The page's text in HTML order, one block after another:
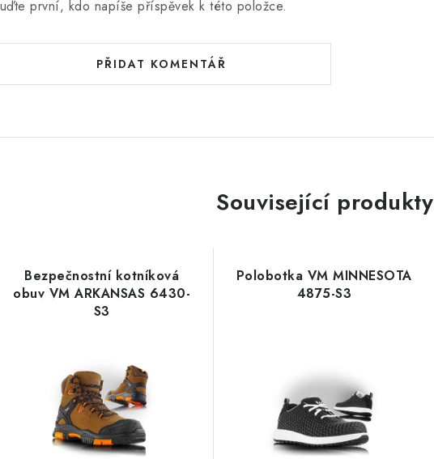
první, kdo napíše příspěvek k této položce.
PŘIDAT KOMENTÁŘ
Související produkty
Bezpečnostní kotníková
obuv VM ARKANSAS 6430-
S3
Polobotka VM MINNESOTA
4875-S3